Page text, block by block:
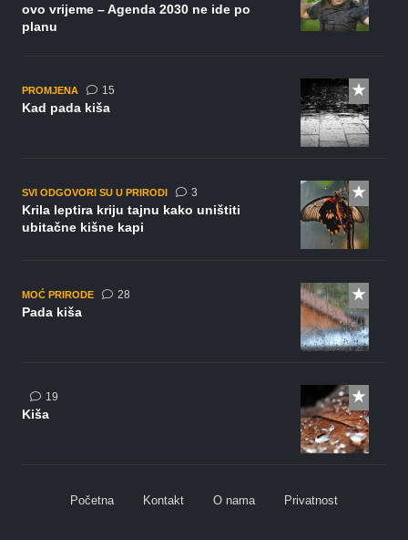
ovo vrijeme – Agenda 2030 ne ide po
planu
PROMJENA 15komentara
Kad pada kiša
SVI ODGOVORI SU U PRIRODI 3komentara
Krila leptira kriju tajnu kako uništiti
ubitačne kišne kapi
MOĆ PRIRODE 28komentara
Pada kiša
19komentara
Kiša
Početna Kontakt O nama Privatnost